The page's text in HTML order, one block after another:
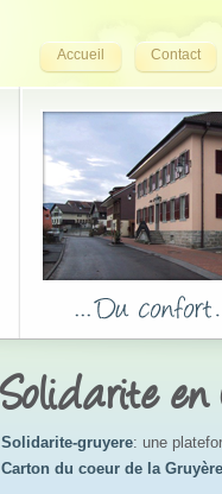
Accueil Contact
Solidarite en
Solidarite-gruyere: une
Carton du coeur de la Gruyère